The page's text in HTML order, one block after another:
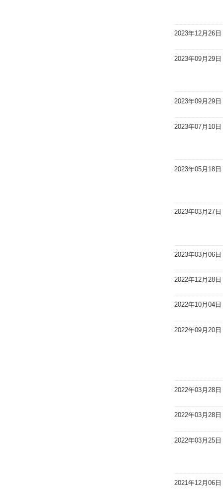
2023年12月26日
2023年09月29日
2023年09月29日
2023年07月10日
2023年05月18日
2023年03月27日
2023年03月06日
2022年12月28日
2022年10月04日
2022年09月20日
2022年03月28日
2022年03月28日
2022年03月25日
2021年12月06日